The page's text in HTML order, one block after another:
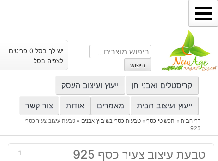
דילוג
לתוכן
חיפוש
עבור:
חיפוש
יש לך בסל 0 פריטים
לצפיה בסל
קריסטלים ואבני חן ייעוץ ועיצוב העסק
ייעוץ ועיצוב הבית מאמרים אודות צור קשר
דף הבית» תכשיטי כסף» טבעות כסף בשיבוץ אבנים » טבעת עיצוב צעיר כסף
925
טבעת עיצוב צעיר כסף 925
כמות